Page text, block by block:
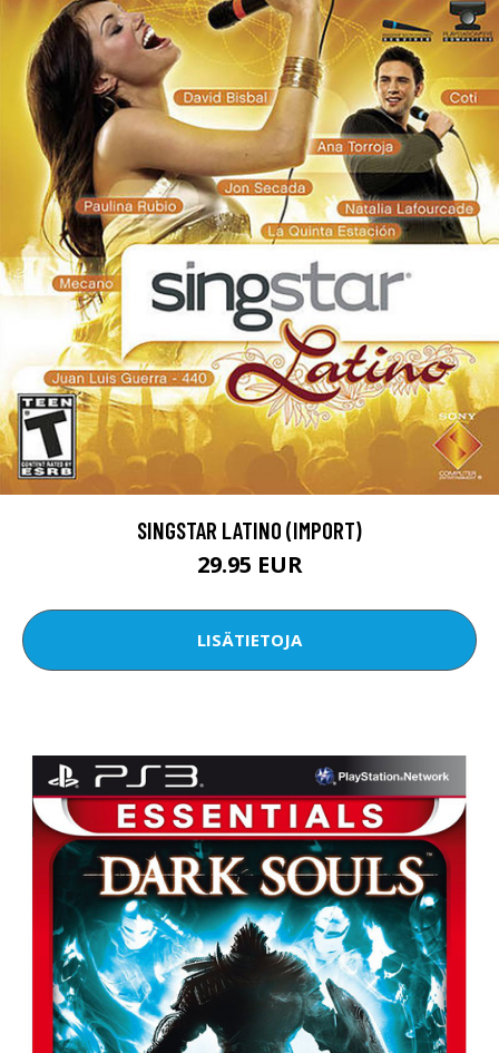
SINGSTAR LATINO (IMPORT)
29.95 EUR
LISÄTIETOJA